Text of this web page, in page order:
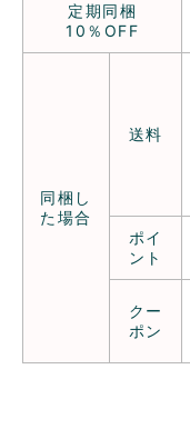
定期同梱
10％OFF
同梱し
た場合
送料
ポイ
ント
クー
ポン